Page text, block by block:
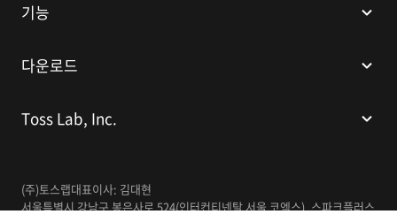
기능
다운로드
Toss Lab, Inc.
(주)토스랩대표이사: 김대현
서울특별시 강남구 봉은사로 524(인터컨티넨탈 서울 코엑스), 스파크플러스